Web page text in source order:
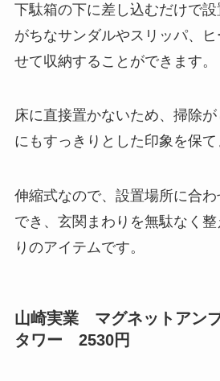
下駄箱の下に差し込むだけで
がちなサンダルやスリッパ、
せて収納することができます。
床に直接置かないため、掃除
にもすっきりとした印象を保て
伸縮式なので、設置場所に合
でき、玄関まわりを無駄なく
りのアイテムです。
山崎実業 マグネットアン
タワー 2530円